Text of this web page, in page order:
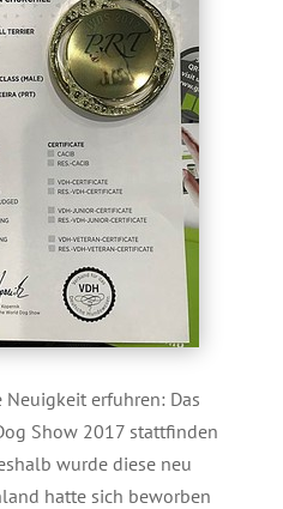
Neuigkeit erfuhren: Das
Show 2017 stattfinden
wurde diese neu
hatte sich beworben